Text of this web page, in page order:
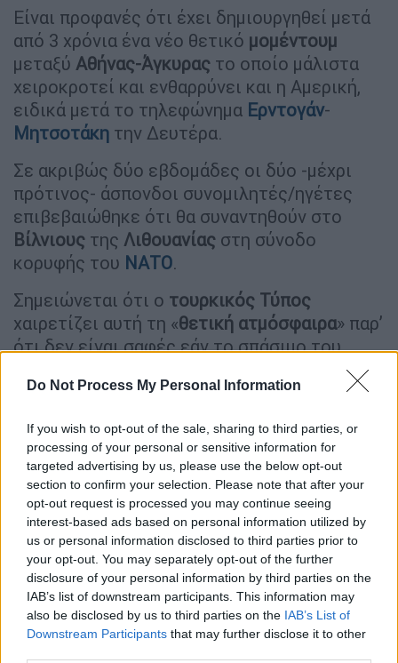
Do Not Process My Personal Information
If you wish to opt-out of the sale, sharing to third parties, or
processing of your personal or sensitive information for
targeted advertising by us, please use the below opt-out
section to confirm your selection. Please note that after your
opt-out request is processed you may continue seeing
interest-based ads based on personal information utilized by
us or personal information disclosed to third parties prior to
your opt-out. You may separately opt-out of the further
disclosure of your personal information by third parties on the
IAB’s list of downstream participants. This information may
also be disclosed by us to third parties on the IAB’s List of
Downstream Participants that may further disclose it to other
Είναι προφανές ότι έχει δημιουργηθεί μετά
από 3 χρόνια ένα νέο θετικό μομέντουμ
μεταξύ Αθήνας-Άγκυρας το οποίο μάλιστα
χειροκροτεί και ενθαρρύνει και η Αμερική,
ειδικά μετά το τηλεφώνημα Ερντογάν-
Μητσοτάκη την Δευτέρα.
Σε ακριβώς δύο εβδομάδες οι δύο -μέχρι
πρότινος- άσπονδοι συνομιλητές/ηγέτες
επιβεβαιώθηκε ότι θα συναντηθούν στο
Βίλνιους της Λιθουανίας στη σύνοδο
κορυφής του ΝΑΤΟ.
Σημειώνεται ότι ο τουρκικός Τύπος
χαιρετίζει αυτή τη «θετική ατμόσφαιρα» παρ’
ότι δεν είναι σαφές εάν το σπάσιμο του
Ουάσιγκτον, που μέσω του πρέσβη της στην
Άγκυρα προσπαθεί να παίξει ρόλο
«κουμπάρου» στην επαναπροσέγγιση
Ελλάδας-Τουρκίας. «Οι λαοί της Τουρκίας
και της Ελλάδαςαξίζουν ένα ειρηνικό και
ευημερούν Αιγαίο», έγραψε μετά το
τηλεφώνημα ο Τζεφ Φλέικ.
Τα πρώτα μηνύματα της νέας
κυβέρνησης στην Τουρκία